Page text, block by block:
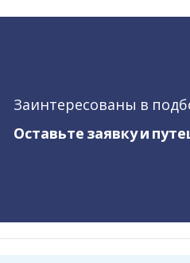
Заинтересованы в
Оставьте заявку и